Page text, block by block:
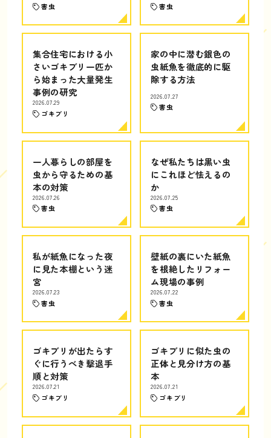
害虫 害虫
集合住宅における小
さいゴキブリ一匹か
ら始まった大量発生
事例の研究
2026.07.29
ゴキブリ
家の中に潜む銀色の
虫紙魚を徹底的に駆
除する方法
2026.07.27
害虫
一人暮らしの部屋を
虫から守るための基
本の対策
2026.07.26
害虫
なぜ私たちは黒い虫
にこれほど怯えるの
か
2026.07.25
害虫
私が紙魚になった夜
に見た本棚という迷
宮
2026.07.23
害虫
壁紙の裏にいた紙魚
を根絶したリフォー
ム現場の事例
2026.07.22
害虫
ゴキブリが出たらす
ぐに行うべき撃退手
順と対策
2026.07.21
ゴキブリ
ゴキブリに似た虫の
正体と見分け方の基
本
2026.07.21
ゴキブリ